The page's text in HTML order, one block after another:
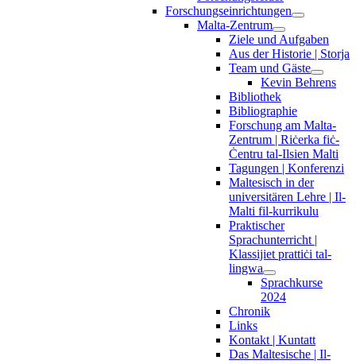
Forschungseinrichtungen
Malta-Zentrum
Ziele und Aufgaben
Aus der Historie | Storja
Team und Gäste
Kevin Behrens
Bibliothek
Bibliographie
Forschung am Malta-
Zentrum | Riċerka fiċ-
Ċentru tal-Ilsien Malti
Tagungen | Konferenzi
Maltesisch in der
universitären Lehre | Il-
Malti fil-kurrikulu
Praktischer
Sprachunterricht |
Klassijiet prattiċi tal-
lingwa
Sprachkurse
2024
Chronik
Links
Kontakt | Kuntatt
Das Maltesische | Il-